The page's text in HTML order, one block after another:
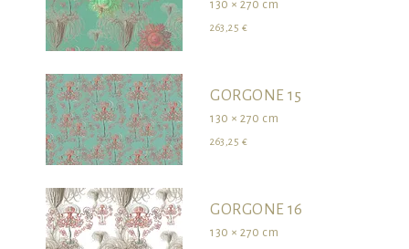
130 × 270 cm
263,25 €
GORGONE 15
130 × 270 cm
263,25 €
GORGONE 16
130 × 270 cm